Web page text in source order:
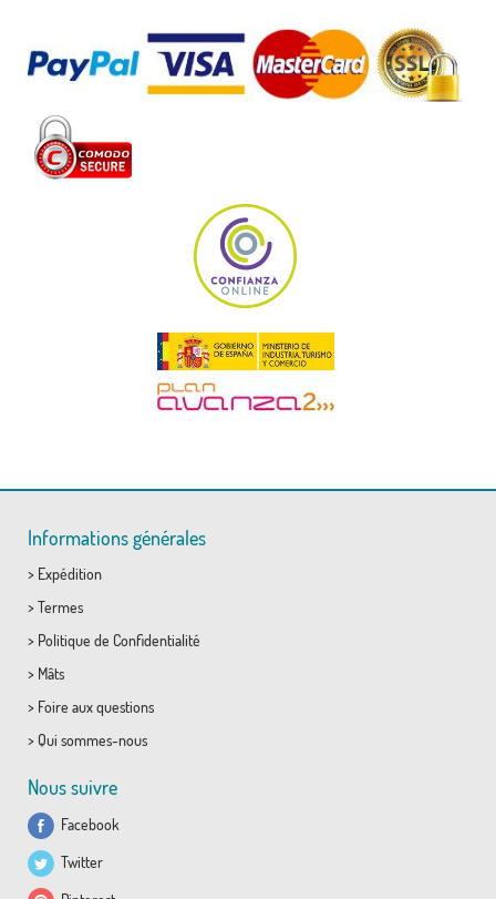
Informations générales
> Expédition
> Termes
> Politique de Confidentialité
> Mâts
> Foire aux questions
> Qui sommes-nous
Nous suivre
Facebook
Twitter